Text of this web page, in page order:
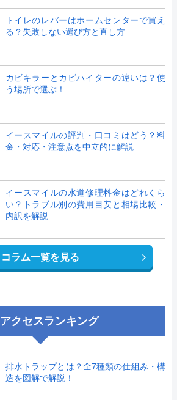
トイレのレバーはホームセンターで買え
る？失敗しない選び方と直し方
カビキラーとカビハイターの違いは？使
う場所で選ぶ！
イースマイルの評判・口コミはどう？料
金・対応・注意点を中立的に解説
イースマイルの水道修理料金はどれくら
い？トラブル別の費用目安と相場比較・
内訳を解説
コラム一覧を見る
アクセスランキング
排水トラップとは？全7種類の仕組み・構
造を図解で解説！